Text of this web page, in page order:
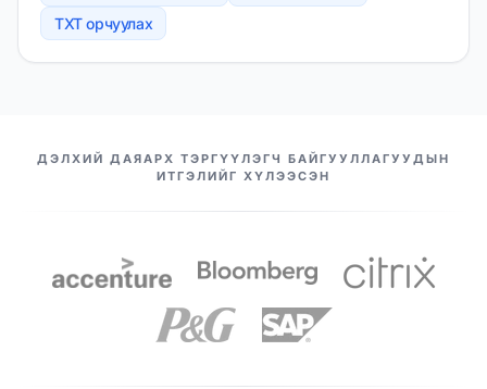
TXT орчуулах
МАНАЙ ТҮНШҮҮД
ДЭЛХИЙ ДАЯАРХ ТЭРГҮҮЛЭГЧ БАЙГУУЛЛАГУУДЫН
ИТГЭЛИЙГ ХҮЛЭЭСЭН